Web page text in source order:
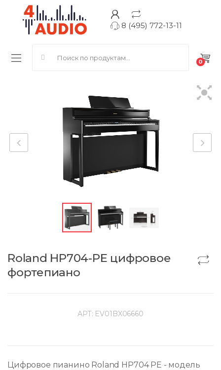
8 (495) 772-13-11
0
Roland HP704-PE цифровое
фортепиано
АРТ: EV01BX06660
Цифровое пианино Roland HP704 PE - модель